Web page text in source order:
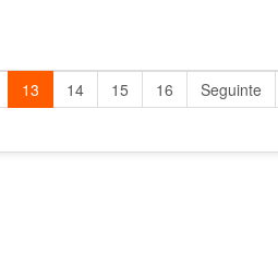
13 14 15 16 Seguinte